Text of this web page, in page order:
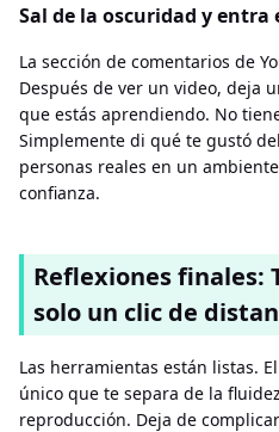
Sal de la oscuridad y
La sección de comentarios de
Después de ver un video, deja
que estás aprendiendo. No
Simplemente di qué te gustó
personas reales en un
confianza.
Reflexiones finales:
solo un clic de
Las herramientas están listas.
único que te separa de la
reproducción. Deja de